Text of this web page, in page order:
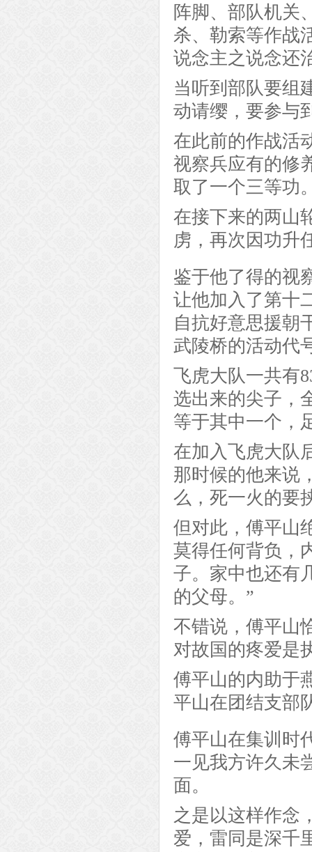
阵脚、部队机关
杀、勒索等作战
说念主之说念还
当听到部队要组
动请缨，要参与
在此前的作战活
视察兵应有的修
取了一个三等功
在接下来的两山
虏，再次因功升
鉴于他了得的视
让他加入了第十
自抗好意思援朝
武陵桥的活动代
飞虎大队一共有
选出来的尖子，
等于其中一个，
在加入飞虎大队
那时候的他来说
么，死一火的要
但对此，傅平山
莫得任何背负，
子。家中也还有
的父母。”
不错说，傅平山
对故国的疼爱是
傅平山的内助于
平山在团结支部
傅平山在集训时
一见我方许久未
面。
之是以这样作念
爱，雷同是深千